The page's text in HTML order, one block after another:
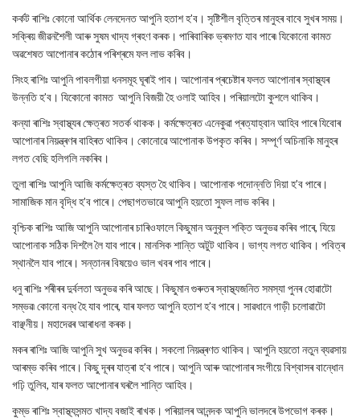
কৰ্কট ৰাশিঃ কোনো আৰ্থিক লেনদেনত আপুনি হতাশ হ’ব। সৃষ্টিশীল বৃত্তিৰ মানুহৰ বাবে সুখৰ সময়।
সক্ৰিয় জীৱনশৈলী আৰু সুষম খাদ্য গ্ৰহণ কৰক। পাৰিবাৰিক ভ্ৰমণত যাব পাৰে৷ যিকোনো কামত
অৱশেষত আপোনাৰ কঠোৰ পৰিশ্ৰমে ফল লাভ কৰিব।
সিংহ ৰাশিঃ আপুনি পাবলগীয়া ধনসমূহ ঘূৰাই পাব। আপোনাৰ প্ৰচেষ্টাৰ ফলত আপোনাৰ স্বাস্থ্যৰ
উন্নতি হ’ব। যিকোনো কামত আপুনি বিজয়ী হৈ ওলাই আহিব। পৰিয়ালটো কুশলে থাকিব।
কন্যা ৰাশিঃ স্বাস্থ্যৰ ক্ষেত্ৰত সতৰ্ক থাকক। কৰ্মক্ষেত্ৰত এনেকুৱা প্ৰত্যাহ্বান আহিব পাৰে যিবোৰ
আপোনাৰ নিয়ন্ত্ৰণৰ বাহিৰত থাকিব। কোনোৱে আপোনাক উপকৃত কৰিব। সম্পূৰ্ণ অচিনাকি মানুহৰ
লগত বেছি হলিগলি নকৰিব।
তুলা ৰাশিঃ আপুনি আজি কৰ্মক্ষেত্ৰত ব্যস্ত হৈ থাকিব। আপোনাক পদোন্নতি দিয়া হ’ব পাৰে।
সামাজিক মান বৃদ্ধি হ’ব পাৰে। পেছাগতভাৱে আপুনি হয়তো সুফল লাভ কৰিব।
বৃশ্চিক ৰাশিঃ আজি আপুনি আপোনাৰ চাৰিওফালে কিছুমান অনুকূল শক্তি অনুভৱ কৰিব পাৰে, যিয়ে
আপোনাক সঠিক দিশলৈ লৈ যাব পাৰে। মানসিক শান্তি অটুট থাকিব। ভাগ্য লগত থাকিব। পবিত্ৰ
স্থানলৈ যাব পাৰে। সন্তানৰ বিষয়েও ভাল খবৰ পাব পাৰে।
ধনু ৰাশিঃ শৰীৰৰ দুৰ্বলতা অনুভৱ কৰি আছে। কিছুমান গুৰুতৰ স্বাস্থ্যজনিত সমস্যা পুনৰ হোৱাটো
সম্ভৱ৷ কোনো বন্ধ হৈ যাব পাৰে, যাৰ ফলত আপুনি হতাশ হ’ব পাৰে। সাৱধানে গাড়ী চলোৱাটো
বাঞ্ছনীয়। মহাদেৱৰ আৰাধনা কৰক।
মকৰ ৰাশিঃ আজি আপুনি সুখ অনুভৱ কৰিব। সকলো নিয়ন্ত্ৰণত থাকিব। আপুনি হয়তো নতুন ব্যৱসায়
আৰম্ভ কৰিব পাৰে। কিছু দূৰৰ যাত্ৰা হ’ব পাৰে। আপুনি আৰু আপোনাৰ সংগীয়ে বিশ্বাসৰ বান্ধোন
গঢ়ি তুলিব, যাৰ ফলত আপোনাৰ ঘৰলৈ শান্তি আহিব।
কুম্ভ ৰাশিঃ স্বাস্থ্যসন্মত খাদ্য বজাই ৰাখক। পৰিয়ালৰ আনন্দক আপুনি ভালদৰে উপভোগ কৰক।